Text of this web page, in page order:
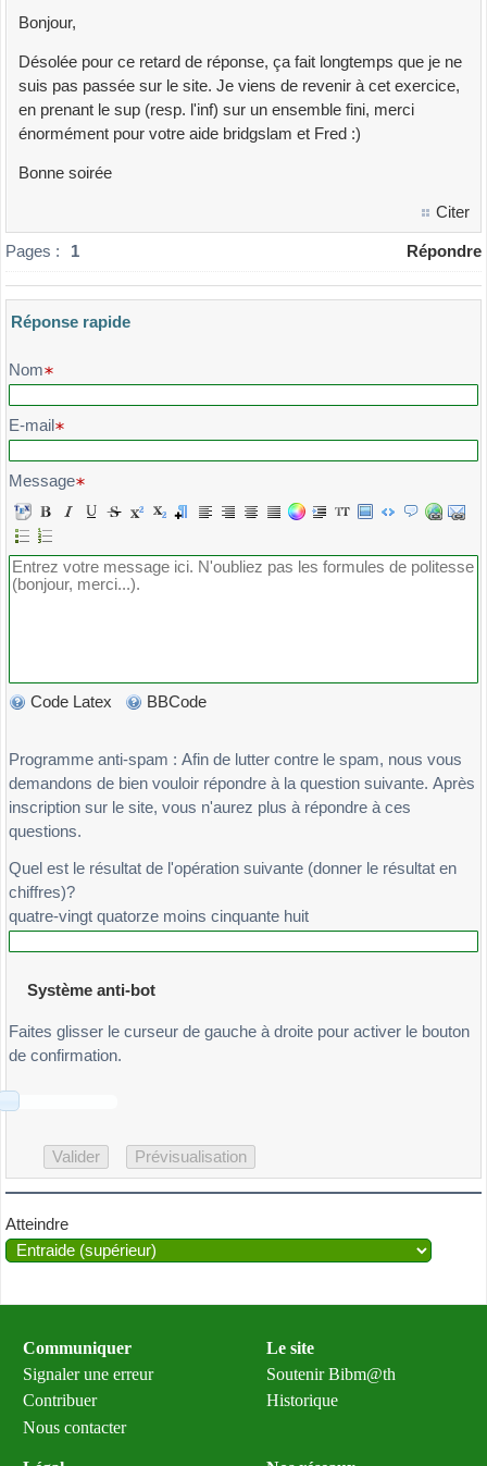
Bonjour,
Désolée pour ce retard de réponse, ça fait longtemps que je ne
suis pas passée sur le site. Je viens de revenir à cet exercice,
en prenant le sup (resp. l'inf) sur un ensemble fini, merci
énormément pour votre aide bridgslam et Fred :)
Bonne soirée
Citer
Pages : 1 Répondre
Réponse rapide
Veuillez composer votre message et l'envoyer
Nom
E-mail
Message
Code Latex BBCode
Programme anti-spam : Afin de lutter contre le spam, nous vous
demandons de bien vouloir répondre à la question suivante. Après
inscription sur le site, vous n'aurez plus à répondre à ces
questions.
Quel est le résultat de l'opération suivante (donner le résultat en
chiffres)?
quatre-vingt quatorze moins cinquante huit
Système anti-bot
Faites glisser le curseur de gauche à droite pour activer le bouton
de confirmation.
Atteindre
Communiquer
Signaler une erreur
Contribuer
Nous contacter
Le site
Soutenir Bibm@th
Historique